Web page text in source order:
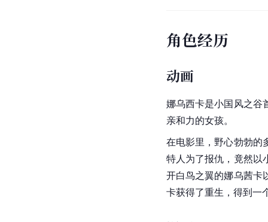
角色经历
动画
娜乌西卡是小国风之谷
亲和力的女孩。
在电影里，野心勃勃的
特人为了报仇，竟然以
开白鸟之翼的娜乌茜卡
卡获得了重生，得到一